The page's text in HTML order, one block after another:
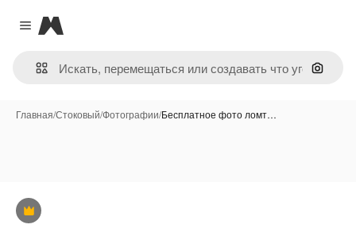
Close menu
Magnific
Поиск
Главная/Стоковый/Фотографии/Бесплатное фото ломт…
Премиум